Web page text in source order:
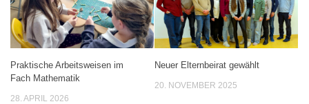
Praktische Arbeitsweisen im
Fach Mathematik
28. APRIL 2026
Neuer Elternbeirat gewählt
20. NOVEMBER 2025